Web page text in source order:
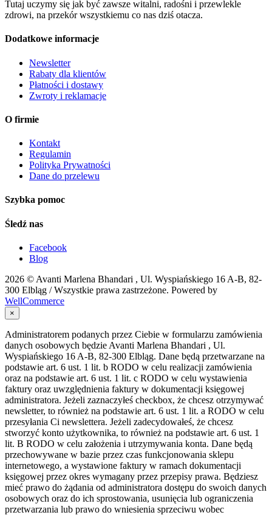
Tutaj uczymy się jak być zawsze witalni, radośni i przewlekle
zdrowi, na przekór wszystkiemu co nas dziś otacza.
Dodatkowe informacje
Newsletter
Rabaty dla klientów
Płatności i dostawy
Zwroty i reklamacje
O firmie
Kontakt
Regulamin
Polityka Prywatności
Dane do przelewu
Szybka pomoc
Śledź nas
Facebook
Blog
2026 © Avanti Marlena Bhandari , Ul. Wyspiańskiego 16 A-B, 82-
300 Elbląg / Wszystkie prawa zastrzeżone. Powered by
WellCommerce
×
Administratorem podanych przez Ciebie w formularzu zamówienia
danych osobowych będzie Avanti Marlena Bhandari , Ul.
Wyspiańskiego 16 A-B, 82-300 Elbląg. Dane będą przetwarzane na
podstawie art. 6 ust. 1 lit. b RODO w celu realizacji zamówienia
oraz na podstawie art. 6 ust. 1 lit. c RODO w celu wystawienia
faktury oraz uwzględnienia faktury w dokumentacji księgowej
administratora. Jeżeli zaznaczyłeś checkbox, że chcesz otrzymywać
newsletter, to również na podstawie art. 6 ust. 1 lit. a RODO w celu
przesyłania Ci newslettera. Jeżeli zadecydowałeś, że chcesz
stworzyć konto użytkownika, to również na podstawie art. 6 ust. 1
lit. B RODO w celu założenia i utrzymywania konta. Dane będą
przechowywane w bazie przez czas funkcjonowania sklepu
internetowego, a wystawione faktury w ramach dokumentacji
księgowej przez okres wymagany przez przepisy prawa. Będziesz
mieć prawo do żądania od administratora dostępu do swoich danych
osobowych oraz do ich sprostowania, usunięcia lub ograniczenia
przetwarzania lub prawo do wniesienia sprzeciwu wobec